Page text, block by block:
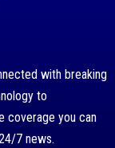
with breaking
to
coverage you can
7 news.